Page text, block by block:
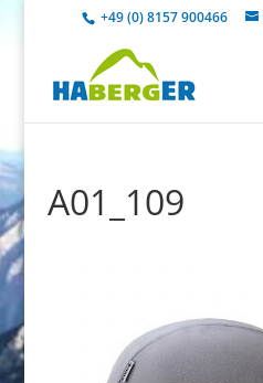
+49 (0) 8157 900466
A01_109